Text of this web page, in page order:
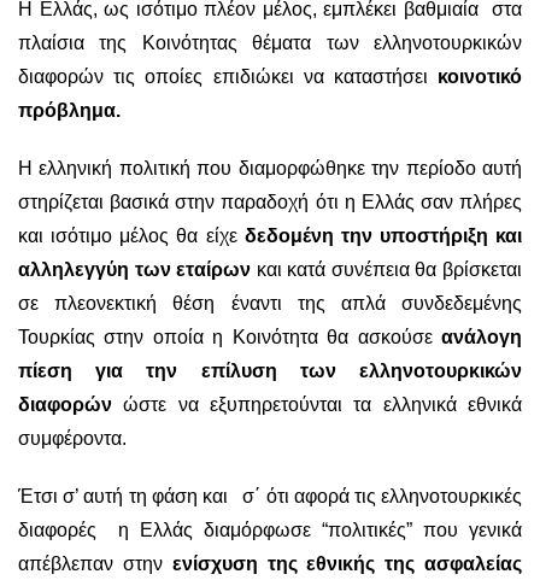
Η Ελλάς, ως ισότιμο πλέον μέλος, εμπλέκει βαθμιαία στα
πλαίσια της Κοινότητας θέματα των ελληνοτουρκικών
διαφορών τις οποίες επιδιώκει να καταστήσει κοινοτικό
πρόβλημα.
Η ελληνική πολιτική που διαμορφώθηκε την περίοδο αυτή
στηρίζεται βασικά στην παραδοχή ότι η Ελλάς σαν πλήρες
και ισότιμο μέλος θα είχε δεδομένη την υποστήριξη και
αλληλεγγύη των εταίρων και κατά συνέπεια θα βρίσκεται
σε πλεονεκτική θέση έναντι της απλά συνδεδεμένης
Τουρκίας στην οποία η Κοινότητα θα ασκούσε ανάλογη
πίεση για την επίλυση των ελληνοτουρκικών
διαφορών ώστε να εξυπηρετούνται τα ελληνικά εθνικά
συμφέροντα.
Έτσι σ’ αυτή τη φάση και σ΄ ότι αφορά τις ελληνοτουρκικές
διαφορές η Ελλάς διαμόρφωσε “πολιτικές” που γενικά
απέβλεπαν στην ενίσχυση της εθνικής της ασφαλείας